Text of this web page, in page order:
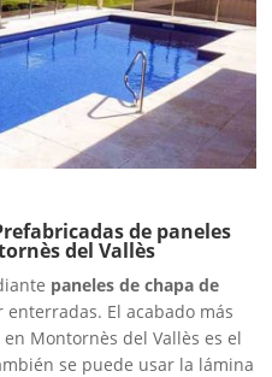
de paneles
del Vallès
paneles de chapa de
El acabado más
Montornès del Vallès es el
se puede usar la lámina